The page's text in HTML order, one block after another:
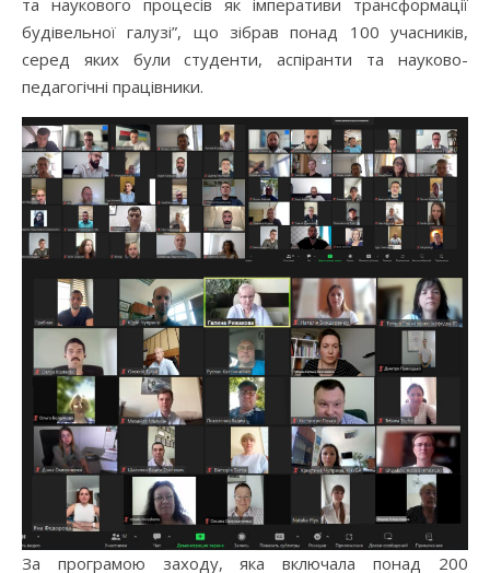
та наукового процесів як імперативи трансформації
будівельної галузі”, що зібрав понад 100 учасників,
серед яких були студенти, аспіранти та науково-
педагогічні працівники.
За програмою заходу, яка включала понад 200